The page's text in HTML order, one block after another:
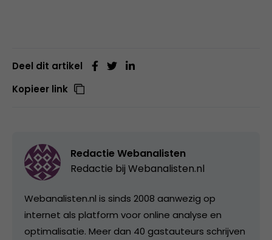
Deel dit artikel
Kopieer link
Redactie Webanalisten
Redactie bij Webanalisten.nl
Webanalisten.nl is sinds 2008 aanwezig op
internet als platform voor online analyse en
optimalisatie. Meer dan 40 gastauteurs schrijven